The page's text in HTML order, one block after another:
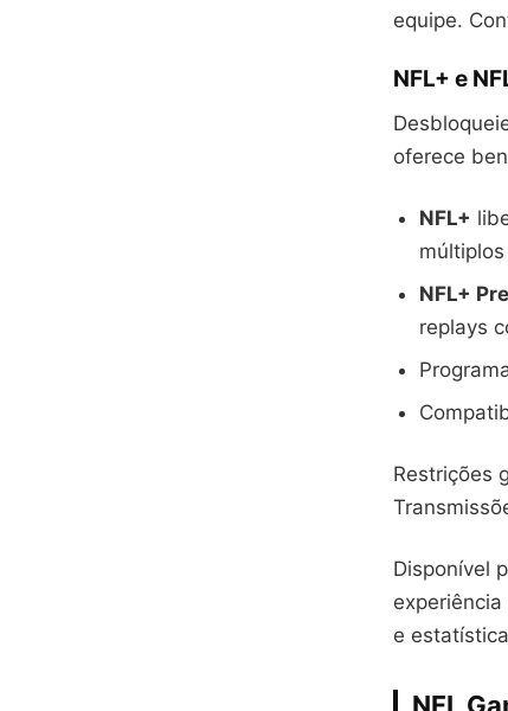
equipe.
NFL+ e
oferece
NFL+
NFL+
replays
Restrições
Disponível
e